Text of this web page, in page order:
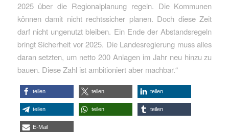
2025 über die Regionalplanung regeln. Die Kommunen
können damit nicht rechtssicher planen. Doch diese Zeit
darf nicht ungenutzt bleiben. Ein Ende der Abstandsregeln
bringt Sicherheit vor 2025. Die Landesregierung muss alles
daran setzten, um netto 200 Anlagen im Jahr neu hinzu zu
bauen. Diese Zahl ist ambitioniert aber machbar.“
teilen teilen teilen
teilen teilen teilen
E-Mail